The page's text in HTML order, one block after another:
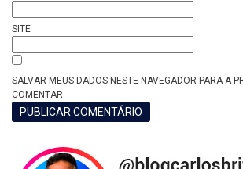
SITE
SALVAR MEUS DADOS NESTE NAVEGADOR PARA A
COMENTAR.